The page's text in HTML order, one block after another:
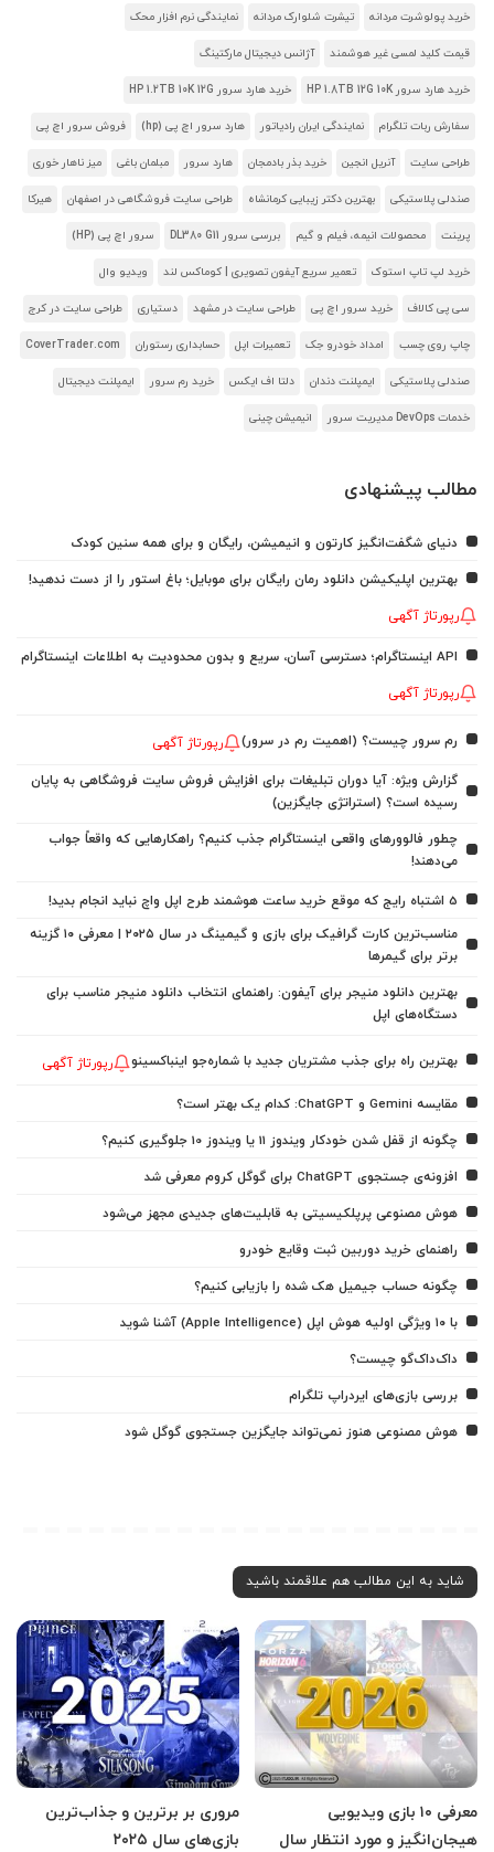
خرید پولوشرت مردانه تیشرت شلوارک مردانه نمایندگی نرم افزار محک
قیمت کلید لمسی غیر هوشمند آژانس دیجیتال مارکتینگ
خرید هارد سرور HP 1.8TB 12G 10K خرید هارد سرور HP 1.2TB 10K 12G
سفارش ربات تلگرام نمایندگی ایران رادیاتور هارد سرور اچ پی (hp) فروش سرور اچ پی
طراحی سایت آنریل انجین خرید بذر بادمجان هارد سرور مبلمان باغی میز ناهار خوری
صندلی پلاستیکی بهترین دکتر زیبایی کرمانشاه طراحی سایت فروشگاهی در اصفهان هیرکا
پرینت محصولات انیمه، فیلم و گیم بررسی سرور DL380 G11 سرور اچ پی (HP)
خرید لپ تاپ استوک تعمیر سریع آیفون تصویری | کوماکس لند ویدیو وال
سی پی کالاف خرید سرور اچ پی طراحی سایت در مشهد دستیاری طراحی سایت در کرج
چاپ روی چسب امداد خودرو جک تعمیرات اپل حسابداری رستوران CoverTrader.com
صندلی پلاستیکی ایمپلنت دندان دلتا اف ایکس خرید رم سرور ایمپلنت دیجیتال
خدمات DevOps مدیریت سرور انیمیشن چینی
مطالب پیشنهادی
دنیای شگفت‌انگیز کارتون و انیمیشن، رایگان و برای همه سنین کودک
بهترین اپلیکیشن دانلود رمان رایگان برای موبایل؛ باغ استور را از دست ندهید!
رپورتاژ آگهی
API اینستاگرام؛ دسترسی آسان، سریع و بدون محدودیت به اطلاعات اینستاگرام
رپورتاژ آگهی
رم سرور چیست؟ (اهمیت رم در سرور) رپورتاژ آگهی
گزارش ویژه: آیا دوران تبلیغات برای افزایش فروش سایت فروشگاهی به پایان
رسیده است؟ (استراتژی جایگزین)
چطور فالوورهای واقعی اینستاگرام جذب کنیم؟ راهکارهایی که واقعاً جواب
می‌دهند!
5 اشتباه رایج که موقع خرید ساعت هوشمند طرح اپل واچ نباید انجام بدید!
مناسب‌ترین کارت گرافیک برای بازی و گیمینگ در سال ۲۰۲۵ | معرفی ۱۰ گزینه
برتر برای گیمرها
بهترین دانلود منیجر برای آیفون: راهنمای انتخاب دانلود منیجر مناسب برای
دستگاه‌های اپل
بهترین راه برای جذب مشتریان جدید با شماره‌جو اینباکسینو رپورتاژ آگهی
مقایسه Gemini و ChatGPT: کدام یک بهتر است؟
چگونه از قفل شدن خودکار ویندوز 11 یا ویندوز 10 جلوگیری کنیم؟
افزونه‌ی جستجوی ChatGPT برای گوگل کروم معرفی شد
هوش مصنوعی پرپلکیسیتی به قابلیت‌های جدیدی مجهز می‌شود
راهنمای خرید دوربین ثبت وقایع خودرو
چگونه حساب جیمیل هک شده را بازیابی کنیم؟
با ۱۰ ویژگی اولیه هوش اپل (Apple Intelligence) آشنا شوید
داک‌داک‌گو چیست؟
بررسی بازی‌های ایردراپ تلگرام
هوش مصنوعی هنوز نمی‌تواند جایگزین جستجوی گوگل شود
شاید به این مطالب هم علاقمند باشید
معرفی ۱۰ بازی ویدیویی
هیجان‌انگیز و مورد انتظار سال
مروری بر برترین و جذاب‌ترین
بازی‌های سال ۲۰۲۵